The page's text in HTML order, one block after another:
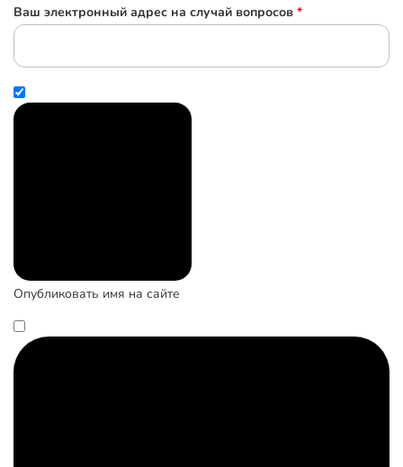
Ваш электронный адрес на случай вопросов *
Опубликовать имя на сайте